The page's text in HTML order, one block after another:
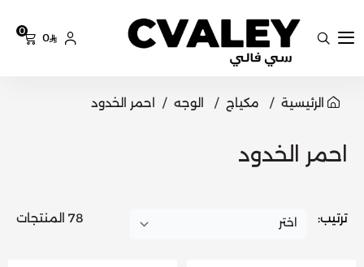
سي فالي
0
0
الرئيسية مكياج الوجه احمر الخدود
احمر الخدود
ترتيب: 78 المنتجات